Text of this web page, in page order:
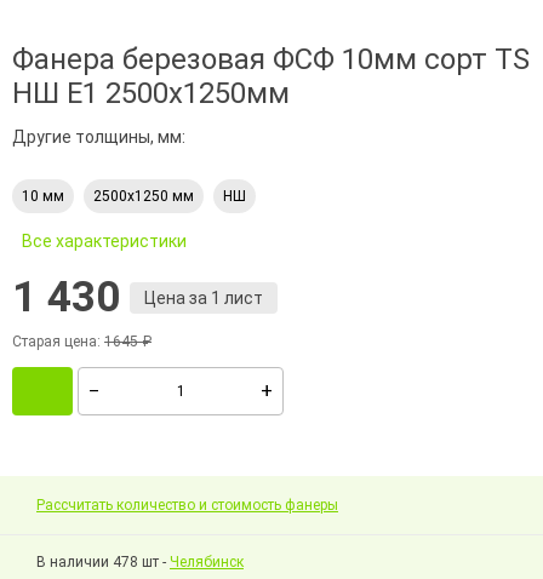
Фанера березовая ФСФ 10мм сорт TS
НШ Е1 2500х1250мм
Другие толщины, мм:
10 мм 2500х1250 мм НШ
Все характеристики
1 430 Цена за 1 лист
Старая цена: 1645 ₽
Рассчитать количество и стоимость фанеры
В наличии 478 шт - Челябинск